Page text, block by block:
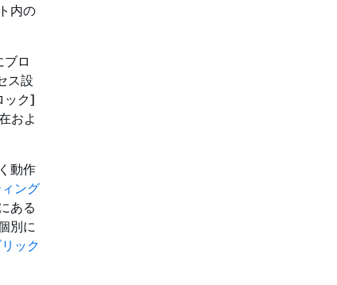
内の
ロ
ス設
ック]
およ
動作
ング
ある
別に
ック